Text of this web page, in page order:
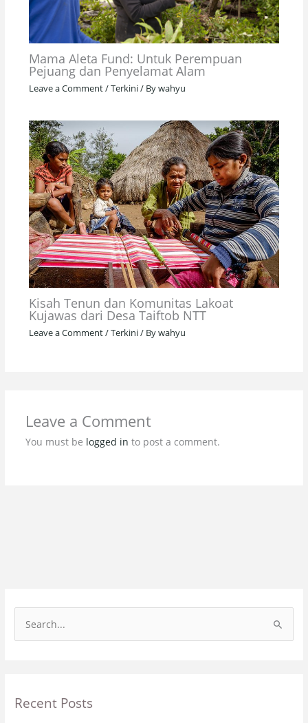
Mama Aleta Fund: Untuk Perempuan
Pejuang dan Penyelamat Alam
Leave a Comment/Terkini/ Bywahyu
Kisah Tenun dan Komunitas Lakoat
Kujawas dari Desa Taiftob NTT
Leave a Comment/Terkini/ Bywahyu
Leave a Comment
You must be logged in to post a comment.
e
c
Recent Posts